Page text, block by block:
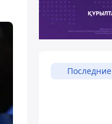
Последние